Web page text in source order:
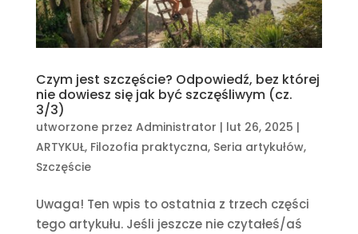
Czym jest szczęście? Odpowiedź, bez której
nie dowiesz się jak być szczęśliwym (cz.
3/3)
utworzone przez Administrator | lut 26, 2025 |
ARTYKUŁ, Filozofia praktyczna, Seria artykułów,
Szczęście
Uwaga! Ten wpis to ostatnia z trzech części
tego artykułu. Jeśli jeszcze nie czytałeś/aś